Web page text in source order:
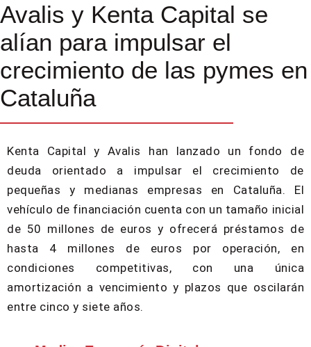
Avalis y Kenta Capital se
alían para impulsar el
crecimiento de las pymes en
Cataluña
Kenta Capital y Avalis han lanzado un fondo de
deuda orientado a impulsar el crecimiento de
pequeñas y medianas empresas en Cataluña. El
vehículo de financiación cuenta con un tamaño inicial
de 50 millones de euros y ofrecerá préstamos de
hasta 4 millones de euros por operación, en
condiciones competitivas, con una única
amortización a vencimiento y plazos que oscilarán
entre cinco y siete años.